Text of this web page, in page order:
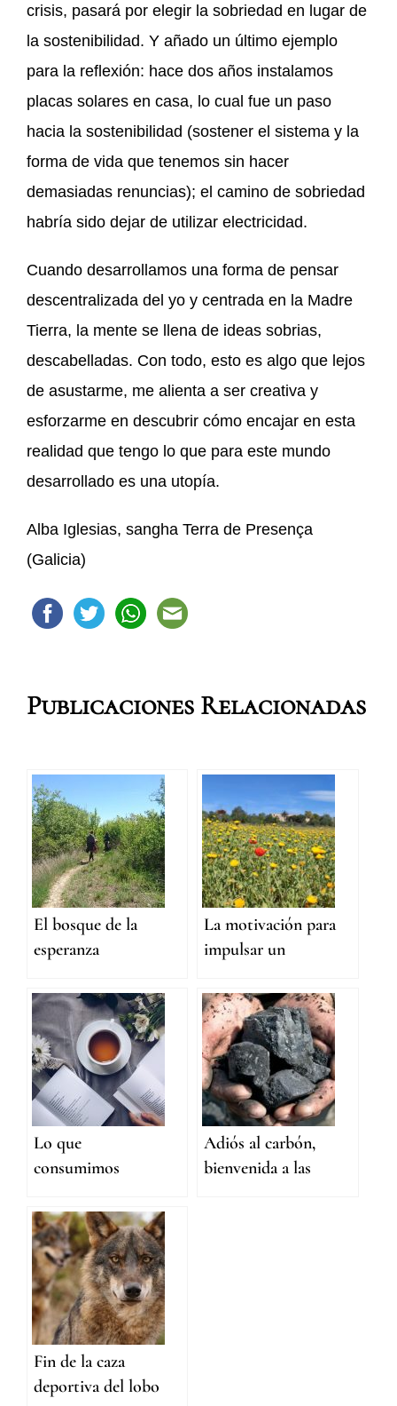
crisis, pasará por elegir la sobriedad en lugar de
la sostenibilidad. Y añado un último ejemplo
para la reflexión: hace dos años instalamos
placas solares en casa, lo cual fue un paso
hacia la sostenibilidad (sostener el sistema y la
forma de vida que tenemos sin hacer
demasiadas renuncias); el camino de sobriedad
habría sido dejar de utilizar electricidad.
Cuando desarrollamos una forma de pensar
descentralizada del yo y centrada en la Madre
Tierra, la mente se llena de ideas sobrias,
descabelladas. Con todo, esto es algo que lejos
de asustarme, me alienta a ser creativa y
esforzarme en descubrir cómo encajar en esta
realidad que tengo lo que para este mundo
desarrollado es una utopía.
Alba Iglesias, sangha Terra de Presença
(Galicia)
Publicaciones Relacionadas
El bosque de la
esperanza
La motivación para
impulsar un
comunidad
consciente
Lo que
consumimos
Adiós al carbón,
bienvenida a las
Fin de la caza
deportiva del lobo